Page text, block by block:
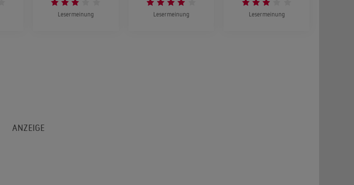
Lesermeinung Lesermeinung Lesermeinung